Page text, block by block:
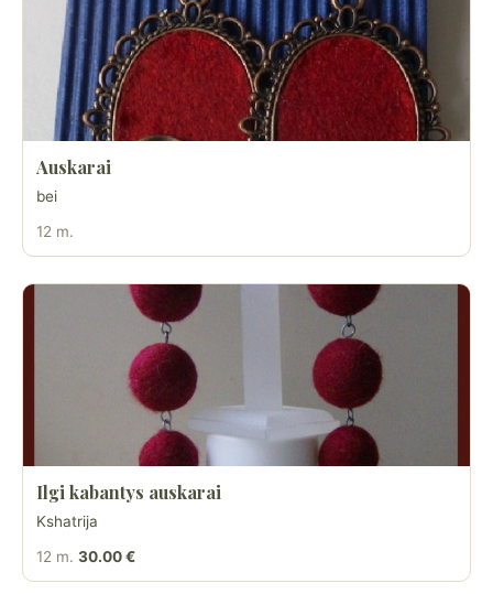
Auskarai
bei
12 m.
Ilgi kabantys auskarai
Kshatrija
12 m. 30.00 €